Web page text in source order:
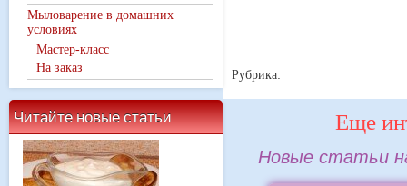
Мыловарение в домашних
условиях
Мастер-класс
На заказ
Читайте новые статьи
Рубрика:
Еще
Новые статьи